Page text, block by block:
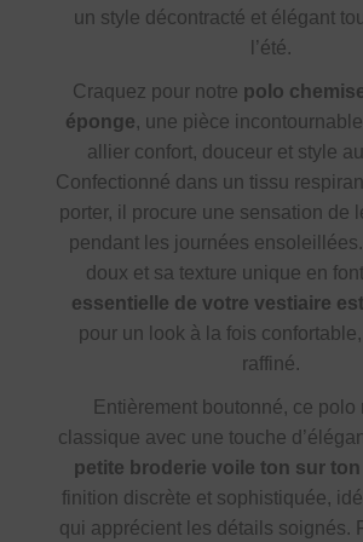
un style décontracté et élégant
l’été.
Craquez pour notre polo
éponge, une pièce
allier confort, douceur et style
Confectionné dans un tissu
porter, il procure une sensation de
pendant les journées
doux et sa texture unique en
essentielle de votre vestiaire
pour un look à la fois
raffiné.
Entièrement boutonné, ce polo
classique avec une touche
petite broderie voile ton sur ton
finition discrète et sophistiquée,
qui apprécient les détails soignés.